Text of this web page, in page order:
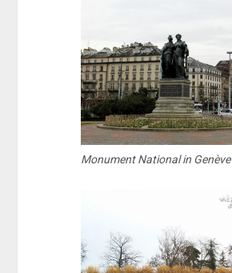
Monument National in Genève